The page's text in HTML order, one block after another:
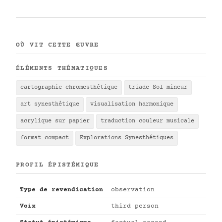
OÙ VIT CETTE ŒUVRE
ÉLÉMENTS THÉMATIQUES
cartographie chromesthétique triade Sol mineur
art synesthétique visualisation harmonique
acrylique sur papier traduction couleur musicale
format compact Explorations Synesthétiques
PROFIL ÉPISTÉMIQUE
Type de revendication observation
Voix third person